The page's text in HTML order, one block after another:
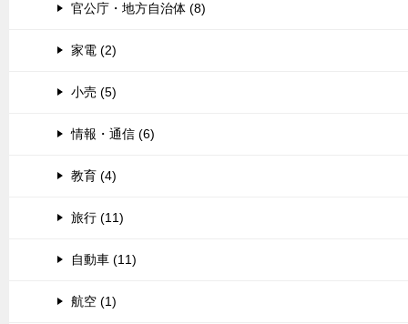
官公庁・地方自治体 (8)
家電 (2)
小売 (5)
情報・通信 (6)
教育 (4)
旅行 (11)
自動車 (11)
航空 (1)